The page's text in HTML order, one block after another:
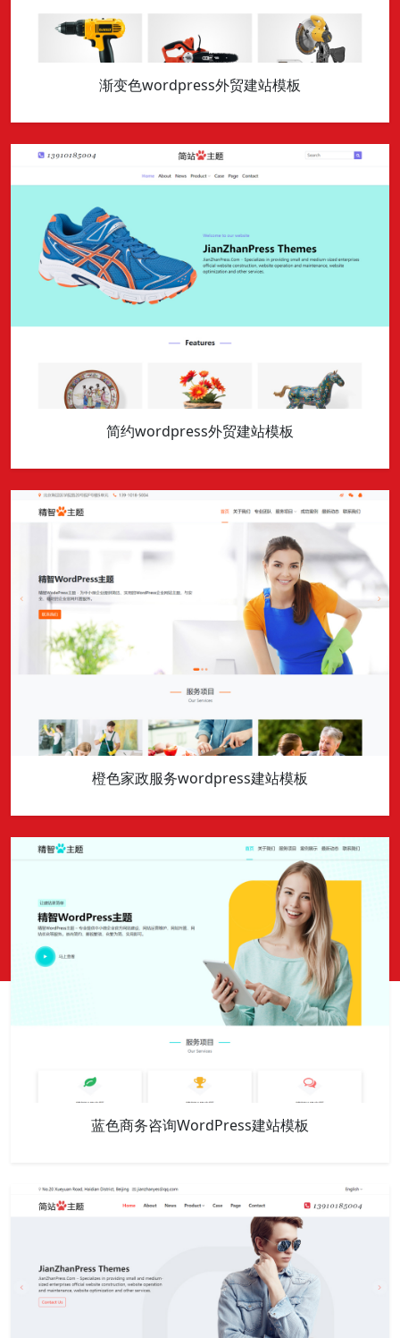
渐变色wordpress外贸建站模板
简约wordpress外贸建站模板
橙色家政服务wordpress建站模板
蓝色商务咨询WordPress建站模板